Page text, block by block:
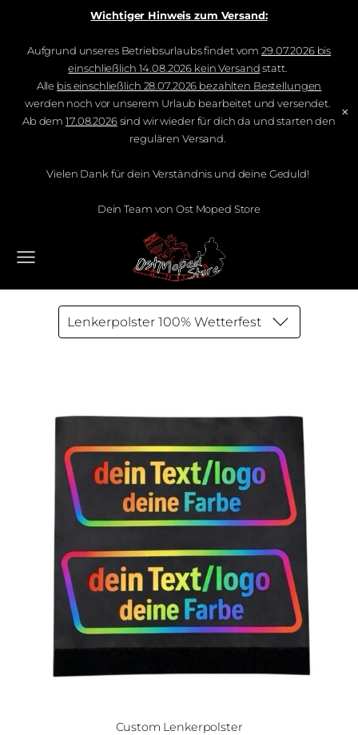
Wichtiger Hinweis zum Versand:
Aufgrund unseres Betriebsurlaubs findet vom29.07.2026 bis
einschließlich 14.08.2026 kein Versandstatt.
Alle bis einschließlich 28.07.2026 bezahlten Bestellungen
werden noch vor unserem Urlaub bearbeitet und versendet.
Ab dem17.08.2026sind wir wieder für dich da und starten den
regulären Versand.
Vielen Dank für dein Verständnis und deine Geduld!
Dein Team von Ost Moped Store
×
Lenkerpolster 100% Wetterfest
Custom Lenkerpolster